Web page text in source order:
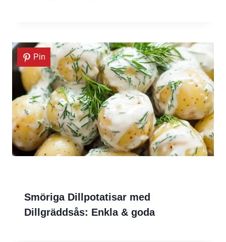
Pin
Smöriga Dillpotatisar med
Dillgräddsås: Enkla & goda